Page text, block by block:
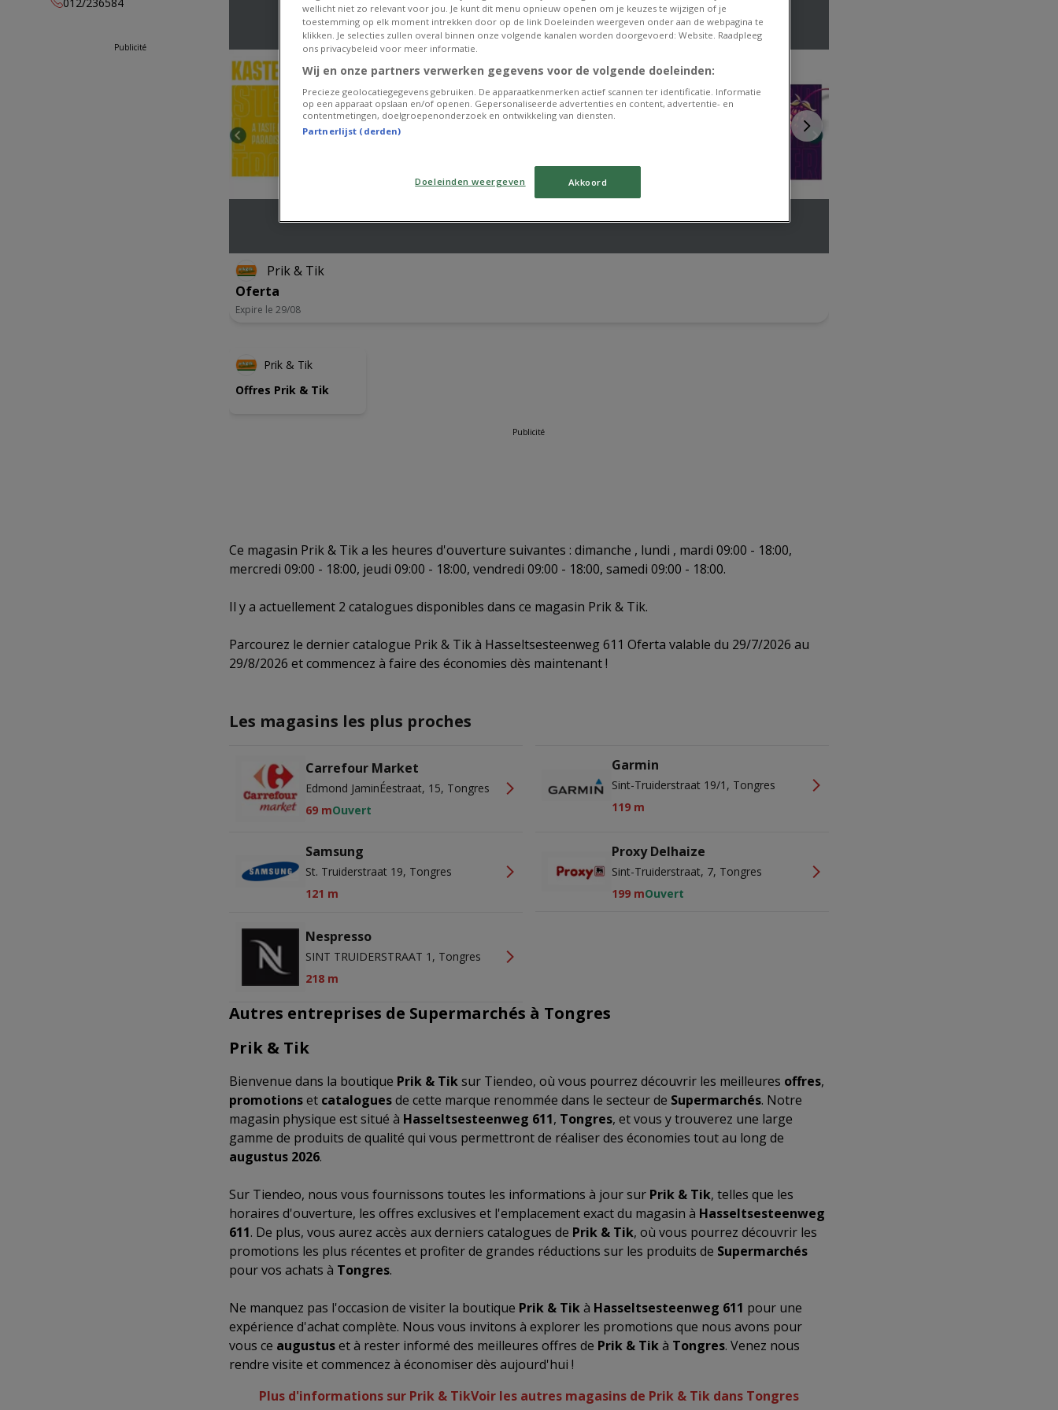
lundi
Publicité
Prik & Tik
Oferta
Expire le 29/08
Prik & Tik
Offres Prik & Tik
Publicité
Ce magasin Prik & Tik a les heures d'ouverture suivantes : dimanche , lundi , mardi 09:00 - 18:00,
mercredi 09:00 - 18:00, jeudi 09:00 - 18:00, vendredi 09:00 - 18:00, samedi 09:00 - 18:00.
Il y a actuellement 2 catalogues disponibles dans ce magasin Prik & Tik.
Parcourez le dernier catalogue Prik & Tik à Hasseltsesteenweg 611 Oferta valable du 29/7/2026 au
29/8/2026 et commencez à faire des économies dès maintenant !
Les magasins les plus proches
Carrefour Market
Edmond JaminÉestraat, 15, Tongres
69 mOuvert
Garmin
Sint-Truiderstraat 19/1, Tongres
119 m
Samsung
St. Truiderstraat 19, Tongres
121 m
Proxy Delhaize
Sint-Truiderstraat, 7, Tongres
199 mOuvert
Nespresso
SINT TRUIDERSTRAAT 1, Tongres
218 m
Autres entreprises de Supermarchés à Tongres
Prik & Tik
Bienvenue dans la boutique Prik & Tiksur Tiendeo, où vous pourrez découvrir les meilleures offres,
promotionset cataloguesde cette marque renommée dans le secteur de Supermarchés. Notre
magasin physique est situé à Hasseltsesteenweg 611, Tongres, et vous y trouverez une large
gamme de produits de qualité qui vous permettront de réaliser des économies tout au long de
augustus 2026.
Sur Tiendeo, nous vous fournissons toutes les informations à jour sur Prik & Tik, telles que les
horaires d'ouverture, les offres exclusives et l'emplacement exact du magasin à Hasseltsesteenweg
611. De plus, vous aurez accès aux derniers catalogues de Prik & Tik, où vous pourrez découvrir les
promotions les plus récentes et profiter de grandes réductions sur les produits de Supermarchés
pour vos achats à Tongres.
Ne manquez pas l'occasion de visiter la boutique Prik & Tikà Hasseltsesteenweg 611 pour une
expérience d'achat complète. Nous vous invitons à explorer les promotions que nous avons pour
vous ce augustuset à rester informé des meilleures offres de Prik & Tikà Tongres. Venez nous
rendre visite et commencez à économiser dès aujourd'hui !
Plus d'informations sur Prik & TikVoir les autres magasins de Prik & Tik dans Tongres
wellicht niet zo relevant voor jou. Je kunt dit menu opnieuw openen om je keuzes te wijzigen of je
toestemming op elk moment intrekken door op de link Doeleinden weergeven onder aan de webpagina te
klikken. Je selecties zullen overal binnen onze volgende kanalen worden doorgevoerd: Website. Raadpleeg
ons privacybeleid voor meer informatie.
Wij en onze partners verwerken gegevens voor de volgende doeleinden:
Precieze geolocatiegegevens gebruiken. De apparaatkenmerken actief scannen ter identificatie. Informatie
op een apparaat opslaan en/of openen. Gepersonaliseerde advertenties en content, advertentie- en
contentmetingen, doelgroepenonderzoek en ontwikkeling van diensten.
Partnerlijst (derden)
Doeleinden weergeven Akkoord